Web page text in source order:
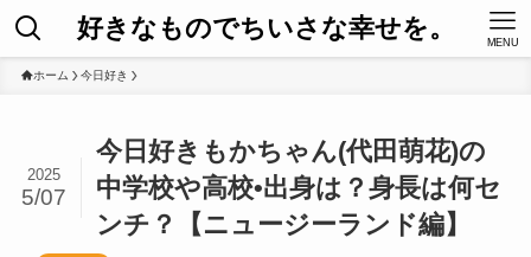
好きなものでちいさな幸せを。 MENU
ホーム 今日好き
今日好きもかちゃん(代田萌花)の
中学校や高校•出身は？身長は何セ
ンチ？【ニュージーランド編】
2025
5/07